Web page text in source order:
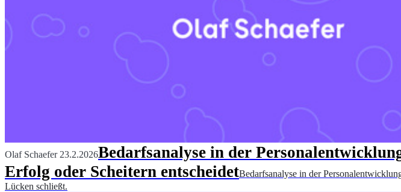
Olaf Schaefer 23.2.2026Bedarfsanalyse in der
Erfolg oder Scheitern entscheidetBedarfsanalyse in der
Lücken schließt.